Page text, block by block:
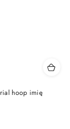
hoop imię